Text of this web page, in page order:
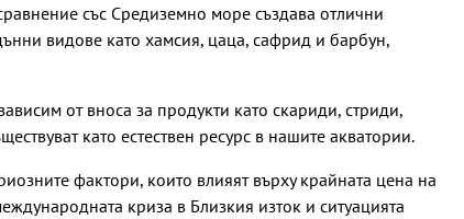
със Средиземно море създава отлични
видове като хамсия, цаца, сафрид и барбун,
от вноса за продукти като скариди, стриди,
като естествен ресурс в нашите акватории.
фактори, които влияят върху крайната цена на
криза в Близкия изток и ситуацията
Времето във Варна на
10 август 2026